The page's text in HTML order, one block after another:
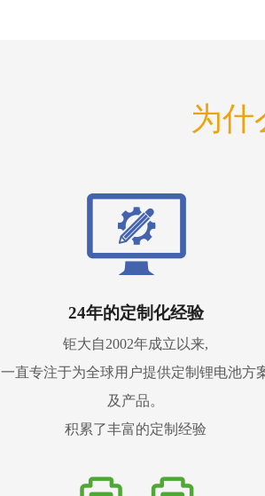
为什
24年的定制化经验
钜大自2002年成立以来,
一直专注于为全球用户提供定制锂电池方
及产品。
积累了丰富的定制经验